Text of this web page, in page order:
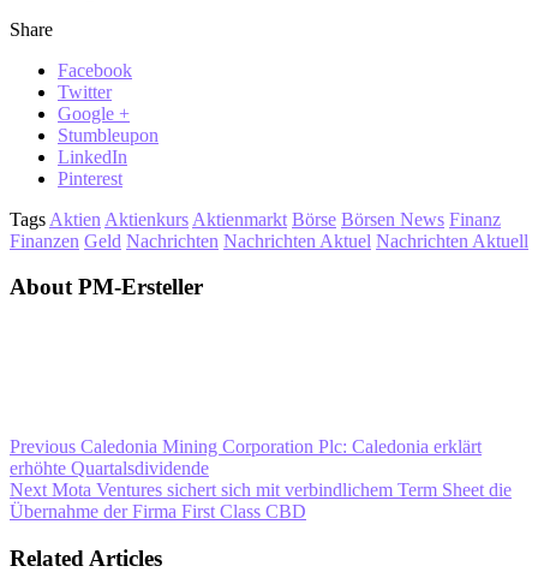
Share
Facebook
Twitter
Google +
Stumbleupon
LinkedIn
Pinterest
Tags Aktien Aktienkurs Aktienmarkt Börse Börsen News Finanz
Finanzen Geld Nachrichten Nachrichten Aktuel Nachrichten Aktuell
About PM-Ersteller
Previous Caledonia Mining Corporation Plc: Caledonia erklärt
erhöhte Quartalsdividende
Next Mota Ventures sichert sich mit verbindlichem Term Sheet die
Übernahme der Firma First Class CBD
Related Articles